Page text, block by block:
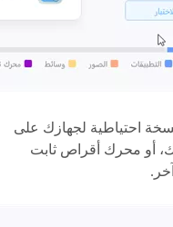
احتياطية لجهازك على
أو محرك أقراص ثابت